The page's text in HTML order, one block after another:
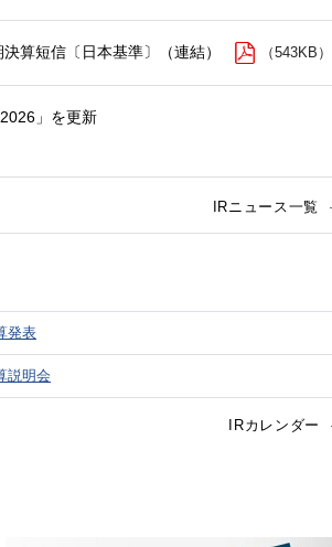
算短信〔日本基準〕（連結） （543KB）
IRニュース一覧
発表
説明会
IRカレンダー